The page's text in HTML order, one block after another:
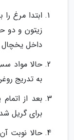
ابتدا مرغ
داخل یخچال
حالا مواد
به تدریج
بعد از
برای گریل
حالا نوبت